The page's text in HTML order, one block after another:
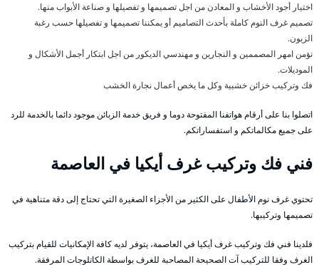
اختيار أجود الأخشاب و المعادن من اجل تصميمها و تفصيلها و صناعة الأبواب منها.
تصميم غرف النوم كاملة بأحدث التصاميم أو يمكننا تصميمها و تفصيلها حسب رغبة
الزبون.
نؤمن امهر المصممين و النجارين و مهندسي الديكور من اجل ابتكار أجمل الأشكال و
الموديلات.
فك وتركيب خزائن خشبية وكل ما يخص أعمال نجارة الخشب
اتصلوا بنا على أرقام هواتفنا المفتوحة دوما و فريق خدمة الزبائن موجود دائما بالخدمة للرد
على جميع مكالماتكم و استفساراتكم.
فني فك وتركيب غرف أيكيا في العاصمة
تحتوي غرف نوم الأطفال على الكثير من الأجزاء الصغيرة التي تحتاج إلى دقة متناهية في
تصميمها وتركيبها.
فلدينا فني فك وتركيب غرف أيكيا في العاصمة، يتوفر لديه كافة الإمكانيات للقيام بتركيب
الغرف وفقا للتركيب آت الصحيحة المصاحبة للغرف بواسطة الكاتلوجات المرفقة.